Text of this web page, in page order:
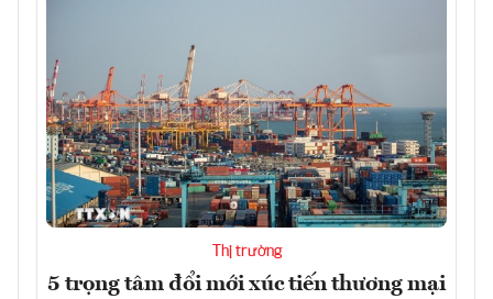
Thị trường
5 trọng tâm đổi mới xúc tiến thương mại